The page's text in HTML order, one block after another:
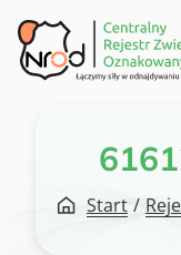
Przejdź
do
treści
Start /